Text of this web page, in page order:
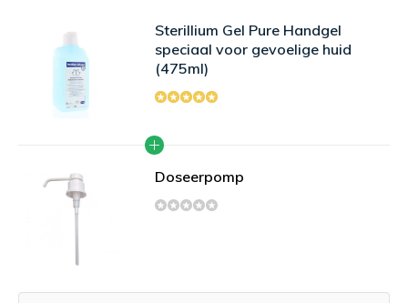
Sterillium Gel Pure Handgel
speciaal voor gevoelige huid
(475ml)
Doseerpomp